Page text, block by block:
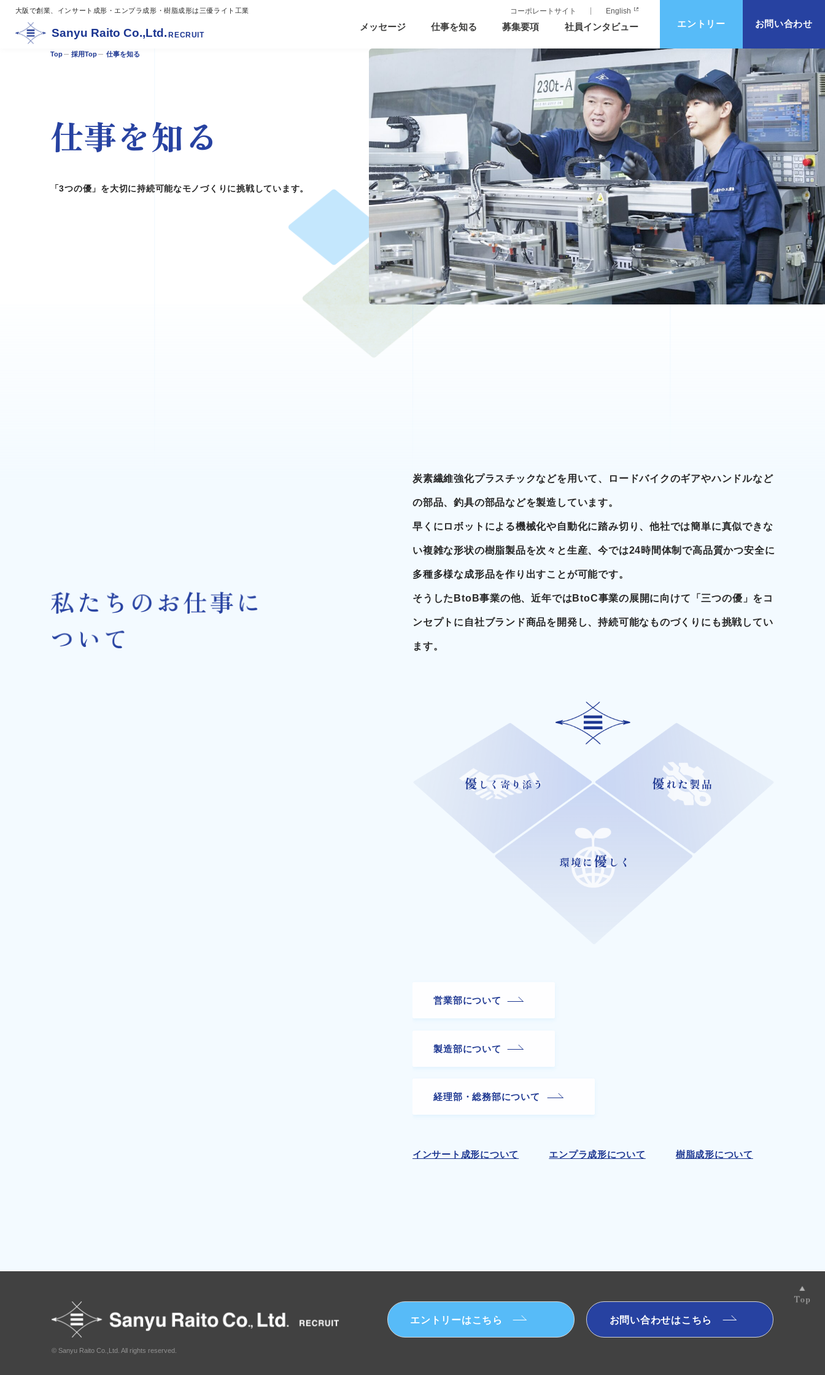
大阪で創業、インサート成形・エンプラ成形・樹脂成形は三優ライト工業 コーポレートサイト English
Sanyu Raito Co.,Ltd. RECRUIT
メッセージ 仕事を知る 募集要項 社員インタビュー エントリー お問い合わせ
Top 採用Top 仕事を知る
仕事を知る
「3つの優」を大切に持続可能なモノづくりに挑戦しています。
炭素繊維強化プラスチックなどを用いて、ロードバイクのギアやハンドルなど
の部品、釣具の部品などを製造しています。
早くにロボットによる機械化や自動化に踏み切り、他社では簡単に真似できな
い複雑な形状の樹脂製品を次々と生産、今では24時間体制で高品質かつ安全に
多種多様な成形品を作り出すことが可能です。
そうしたBtoB事業の他、近年ではBtoC事業の展開に向けて「三つの優」をコ
ンセプトに自社ブランド商品を開発し、持続可能なものづくりにも挑戦してい
ます。
営業部について
製造部について
経理部・総務部について
インサート成形について エンプラ成形について 樹脂成形について
© Sanyu Raito Co.,Ltd. All rights reserved.
エントリーはこちら お問い合わせはこちら